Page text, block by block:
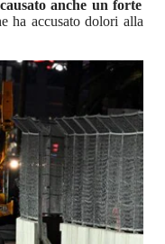
anche un forte
ha accusato dolori alla